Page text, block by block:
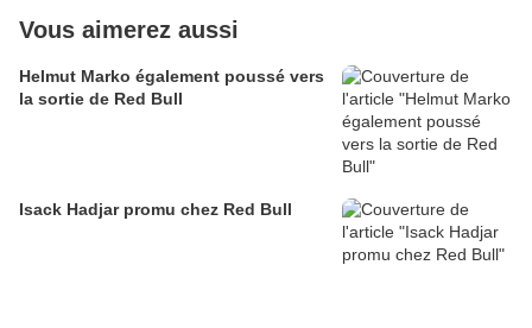
Vous aimerez aussi
Helmut Marko également poussé vers
la sortie de Red Bull
Isack Hadjar promu chez Red Bull